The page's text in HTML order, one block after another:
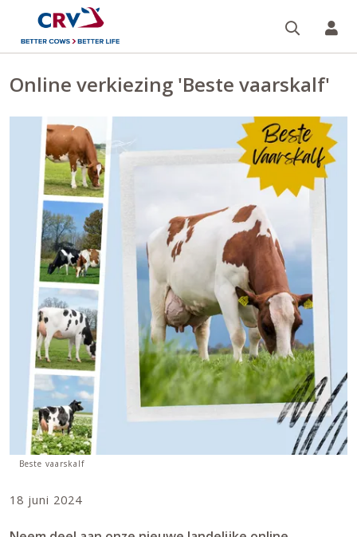
Online verkiezing 'Beste vaarskalf'
Beste vaarskalf
18 juni 2024